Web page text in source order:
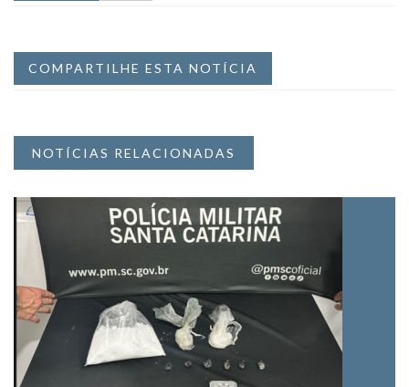
COMPARTILHE ESTA NOTÍCIA
NOTÍCIAS RELACIONADAS